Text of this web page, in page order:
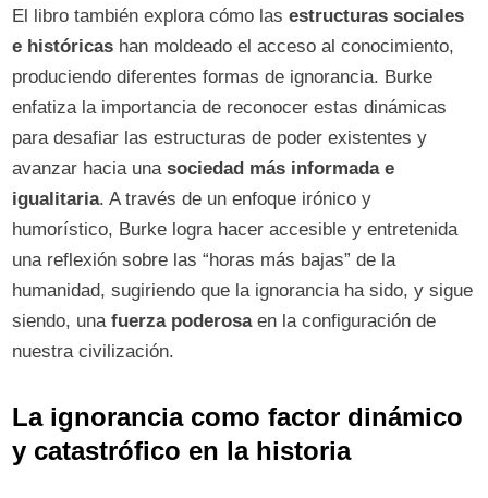
El libro también explora cómo lasestructuras sociales
e históricas han moldeado el acceso al conocimiento,
produciendo diferentes formas de ignorancia. Burke
enfatiza la importancia de reconocer estas dinámicas
para desafiar las estructuras de poder existentes y
avanzar hacia unasociedad más informada e
igualitaria. A través de un enfoque irónico y
humorístico, Burke logra hacer accesible y entretenida
una reflexión sobre las “horas más bajas” de la
humanidad, sugiriendo que la ignorancia ha sido, y sigue
siendo, unafuerza poderosaen la configuración de
nuestra civilización.
La ignorancia como factor dinámico
y catastrófico en la historia